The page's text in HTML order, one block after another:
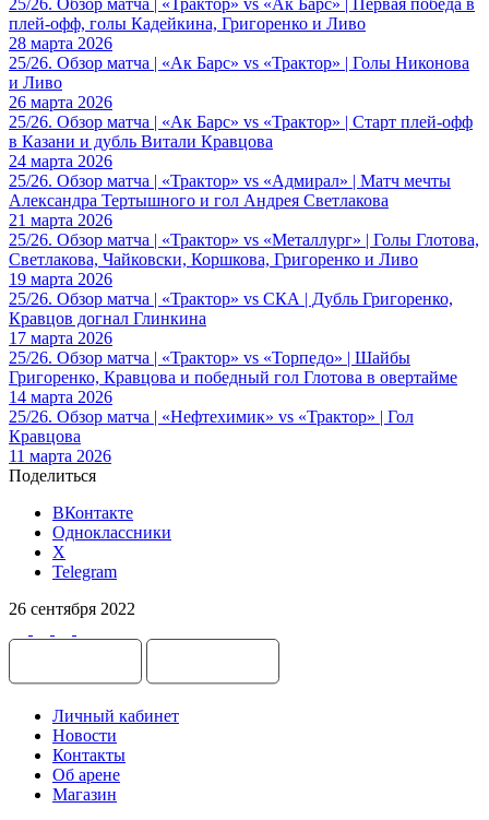
плей-офф, голы Кадейкина, Григоренко и Ливо
28 марта 2026
25/26. Обзор матча | «Ак Барс» vs «Трактор» | Голы Никонова
и Ливо
26 марта 2026
25/26. Обзор матча | «Ак Барс» vs «Трактор» | Старт плей-офф
в Казани и дубль Витали Кравцова
24 марта 2026
25/26. Обзор матча | «Трактор» vs «Адмирал» | Матч мечты
Александра Тертышного и гол Андрея Светлакова
21 марта 2026
25/26. Обзор матча | «Трактор» vs «Металлург» | Голы Глотова,
Светлакова, Чайковски, Коршкова, Григоренко и Ливо
19 марта 2026
25/26. Обзор матча | «Трактор» vs СКА | Дубль Григоренко,
Кравцов догнал Глинкина
17 марта 2026
25/26. Обзор матча | «Трактор» vs «Торпедо» | Шайбы
Григоренко, Кравцова и победный гол Глотова в овертайме
14 марта 2026
25/26. Обзор матча | «Нефтехимик» vs «Трактор» | Гол
Кравцова
11 марта 2026
Поделиться
ВКонтакте
Одноклассники
X
Telegram
26 сентября 2022
Личный кабинет
Новости
Контакты
Об арене
Магазин